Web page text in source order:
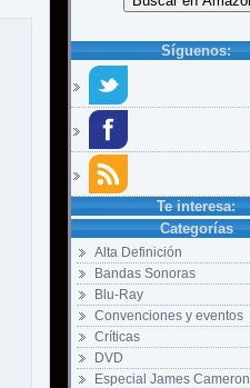
Síguenos:
Te interesa:
Categorías
Alta Definición
Bandas Sonoras
Blu-Ray
Convenciones y eventos
Críticas
DVD
Especial James Cameron